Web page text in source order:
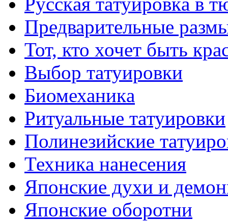
Предварительные
Тот, кто хочет быть
Выбор тaтуировки
Биомеханикa
Ритуальные тaтуировки
Полинезийские
Техникa нанесения
Японские духи и
Японские оборотни